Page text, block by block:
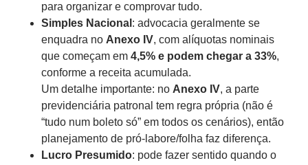
para organizar e comprovar tudo.
Simples Nacional : advocacia geralmente se
enquadra no Anexo IV, com alíquotas nominais
que começam em 4,5% e podem chegar a 33%,
conforme a receita acumulada.
Um detalhe importante: no Anexo IV, a parte
previdenciária patronal tem regra própria (não é
“tudo num boleto só” em todos os cenários), então
planejamento de pró-labore/folha faz diferença.
Lucro Presumido: pode fazer sentido quando o